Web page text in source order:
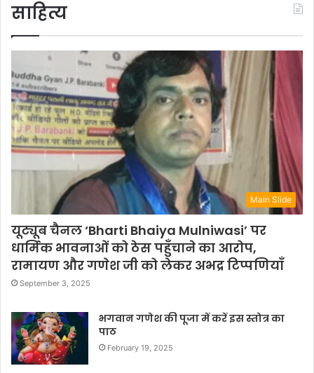
साहित्य
Main Slide
यूट्यूब चैनल ‘Bharti Bhaiya Mulniwasi’ पर
धार्मिक भावनाओं को ठेस पहुँचाने का आरोप,
रामायण और गणेश जी को लेकर अभद्र टिप्पणियाँ
September 3, 2025
भगवान गणेश की पूजा में करें इस स्तोत्र का
पाठ
February 19, 2025